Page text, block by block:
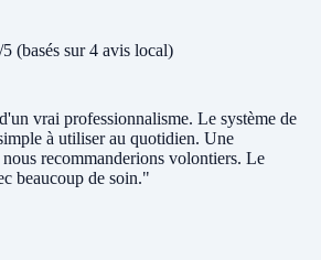
5 (basés sur 4 avis local)
vrai professionnalisme. Le système de
à utiliser au quotidien. Une
recommanderions volontiers. Le
beaucoup de soin."